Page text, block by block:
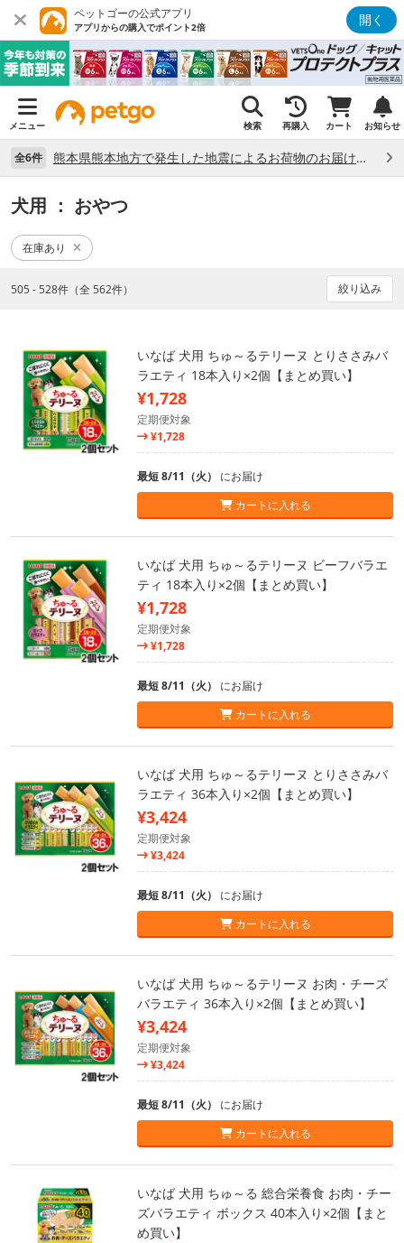
ペットゴーの公式アプリ
アプリからの購入でポイント2倍 開く
メニュー 検索 再購入 カート お知らせ
全6件 熊本県熊本地方で発生した地震によるお荷物のお届け状況について （7/28）
犬用 ： おやつ
在庫あり
505 - 528件（全 562件） 絞り込み
いなば 犬用 ちゅ～るテリーヌ とりささみバ
ラエティ 18本入り×2個【まとめ買い】
¥1,728
定期便対象
¥1,728
最短 8/11（火） にお届け
カートに入れる
いなば 犬用 ちゅ～るテリーヌ ビーフバラエ
ティ 18本入り×2個【まとめ買い】
¥1,728
定期便対象
¥1,728
最短 8/11（火） にお届け
カートに入れる
いなば 犬用 ちゅ～るテリーヌ とりささみバ
ラエティ 36本入り×2個【まとめ買い】
¥3,424
定期便対象
¥3,424
最短 8/11（火） にお届け
カートに入れる
いなば 犬用 ちゅ～るテリーヌ お肉・チーズ
バラエティ 36本入り×2個【まとめ買い】
¥3,424
定期便対象
¥3,424
最短 8/11（火） にお届け
カートに入れる
いなば 犬用 ちゅ～る 総合栄養食 お肉・チー
ズバラエティ ボックス 40本入り×2個【まと
め買い】